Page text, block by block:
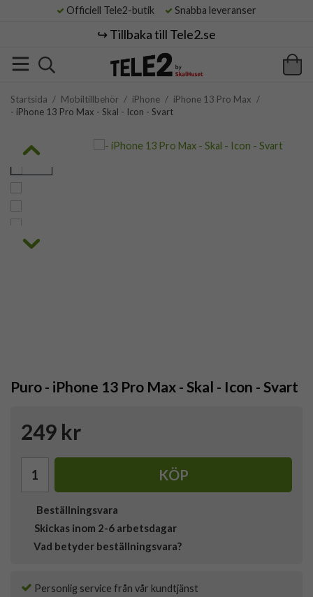
Officiell Tele2-butik Snabba leveranser
↪️ Tillbaka till Tele2.se
Startsida / Mobiltillbehör / iPhone / iPhone 13 Pro Max /
- iPhone 13 Pro Max - Skal - Icon - Svart
Puro - iPhone 13 Pro Max - Skal - Icon - Svart
249 kr
KÖP
Beställningsvara
Skickas inom 2-6 arbetsdagar
Vad betyder beställningsvara?
Personlig service från vår kundtjänst